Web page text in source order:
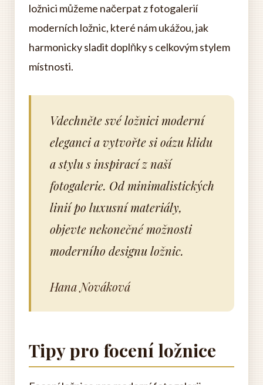
ložnici můžeme načerpat z fotogalerií
moderních ložnic, které nám ukážou, jak
harmonicky sladit doplňky s celkovým stylem
místnosti.
Vdechněte své ložnici moderní
eleganci a vytvořte si oázu klidu
a stylu s inspirací z naší
fotogalerie. Od minimalistických
linií po luxusní materiály,
objevte nekonečné možnosti
moderního designu ložnic.
Hana Nováková
Tipy pro focení ložnice